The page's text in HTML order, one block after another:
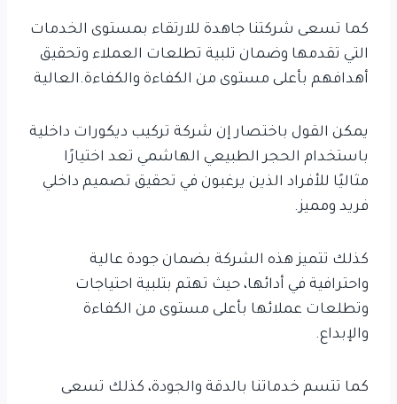
كما تسعى شركتنا جاهدة للارتقاء بمستوى الخدمات
التي تقدمها وضمان تلبية تطلعات العملاء وتحقيق
أهدافهم بأعلى مستوى من الكفاءة والكفاءة.العالية
يمكن القول باختصار إن شركة تركيب ديكورات داخلية
باستخدام الحجر الطبيعي الهاشمي تعد اختيارًا
مثاليًا للأفراد الذين يرغبون في تحقيق تصميم داخلي
فريد ومميز.
كذلك تتميز هذه الشركة بضمان جودة عالية
واحترافية في أدائها، حيث تهتم بتلبية احتياجات
وتطلعات عملائها بأعلى مستوى من الكفاءة
والإبداع.
كما تتسم خدماتنا بالدقة والجودة، كذلك تسعى